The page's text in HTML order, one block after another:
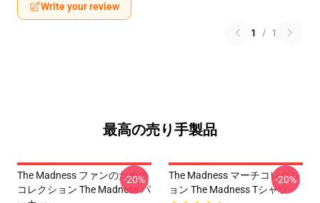
Write your review
1 / 1
最高の売り手製品
The Madness ファンのための
コレクション The Madness パ
-20%
The Madness マーチコレクシ
ョン The Madness Tシャツ
-20%